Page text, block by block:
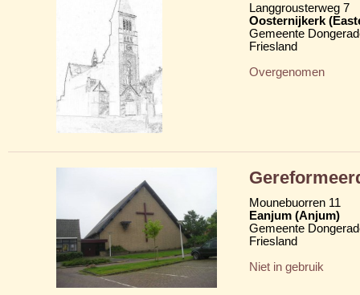
Langgrousterweg 7
Oosternijkerk
Gemeente
Friesland
Overgenomen
Mounebuorren 11
Eanjum (Anjum)
Gemeente
Friesland
Niet in gebruik